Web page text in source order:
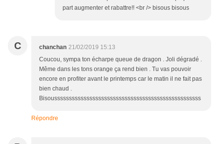
part augmenter et rabattre!! <br /> bisous bisous
C chanchan 21/02/2019 15:13
Coucou, sympa ton écharpe queue de dragon . Joli dégradé .
Même dans les tons orange ça rend bien . Tu vas pouvoir
encore en profiter avant le printemps car le matin il ne fait pas
bien chaud .
Bisoussssssssssssssssssssssssssssssssssssssssssssssssss
Répondre